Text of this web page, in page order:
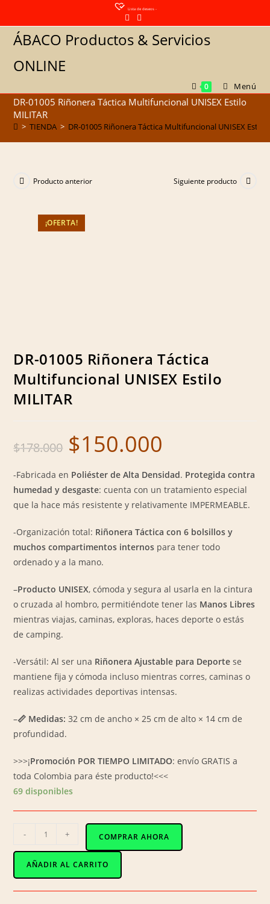
contenido
Lista de deseos -
ÁBACO Productos & Servicios
ONLINE
0 Menú
DR-01005 Riñonera Táctica Multifuncional UNISEX Estilo
MILITAR
> TIENDA > DR-01005 Riñonera Táctica Multifuncional UNISEX Estilo
¡OFERTA!
Producto anterior Siguiente producto
DR-01005 Riñonera Táctica
Multifuncional UNISEX Estilo
MILITAR
$178.000
Original
price
was:
$150.000
-Fabricada en Poliéster de Alta Densidad. Protegida contra
humedad y desgaste: cuenta con un tratamiento especial
que la hace más resistente y relativamente IMPERMEABLE.
-Organización total: Riñonera Táctica con 6 bolsillos y
muchos compartimentos internos para tener todo
ordenado y a la mano.
–Producto UNISEX, cómoda y segura al usarla en la cintura
o cruzada al hombro, permitiéndote tener las Manos Libres
mientras viajas, caminas, exploras, haces deporte o estás
de camping.
-Versátil: Al ser una Riñonera Ajustable para Deporte se
mantiene fija y cómoda incluso mientras corres, caminas o
realizas actividades deportivas intensas.
–📏 Medidas: 32 cm de ancho × 25 cm de alto × 14 cm de
profundidad.
>>>¡Promoción POR TIEMPO LIMITADO: envío GRATIS a
toda Colombia para éste producto!<<<
69 disponibles
Riñonera
Táctica
Multifuncional
- + COMPRAR AHORA
AÑADIR AL CARRITO